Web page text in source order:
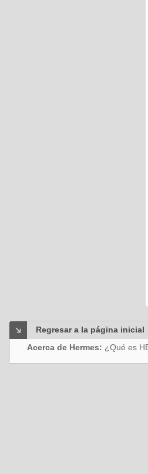
Regresar a la página inicial
Acerca de Hermes: ¿Qué es